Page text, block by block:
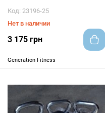
Код: 23196-25
Нет в наличии
3 175 грн
Generation Fitness